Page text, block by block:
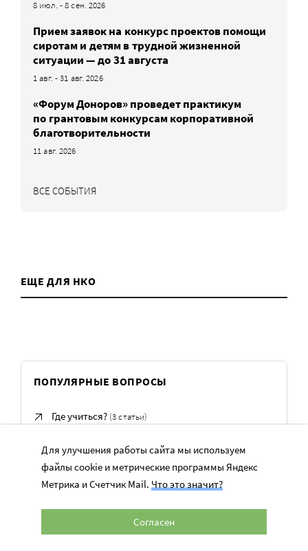
8 июл. - 8 сен. 2026
Прием заявок на конкурс проектов помощи
сиротам и детям в трудной жизненной
ситуации — до 31 августа
1 авг. - 31 авг. 2026
«Форум Доноров» проведет практикум
по грантовым конкурсам корпоративной
благотворительности
11 авг. 2026
ВСЕ СОБЫТИЯ
ЕЩЕ ДЛЯ НКО
ПОПУЛЯРНЫЕ ВОПРОСЫ
Где учиться? (3 статьи)
Как пережить кризис?(6 статей)
Как привлечь и удержать сотрудников?
Как работать с волонтерами?
Для улучшения работы сайта мы используем
файлы cookie и метрические программы Яндекс
Метрика и Счетчик Mail. Что это значит?
Согласен